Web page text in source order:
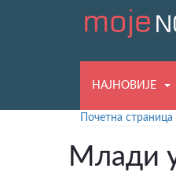
НАЈНОВИЈЕ
Почетна страница
Млади